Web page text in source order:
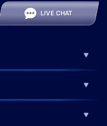
LIVE CHAT